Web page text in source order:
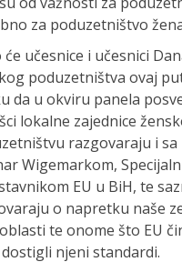
za poduzetništvo
će učesnice i učesnici
poduzetništva ovaj
da u okviru panela
lokalne zajednice
razgovaraju i sa
Wigemarkom,
EU u BiH, te
o napretku naše
te onome što EU
njeni standardi.